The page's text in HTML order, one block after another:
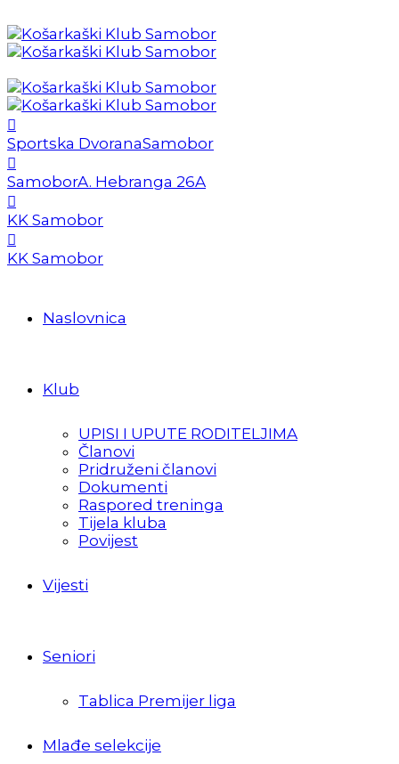
Sportska DvoranaSamobor
SamoborA. Hebranga 26A
KK Samobor
KK Samobor
Naslovnica
Klub
UPISI I UPUTE RODITELJIMA
Članovi
Pridruženi članovi
Dokumenti
Raspored treninga
Tijela kluba
Povijest
Vijesti
Seniori
Tablica Premijer liga
Mlađe selekcije